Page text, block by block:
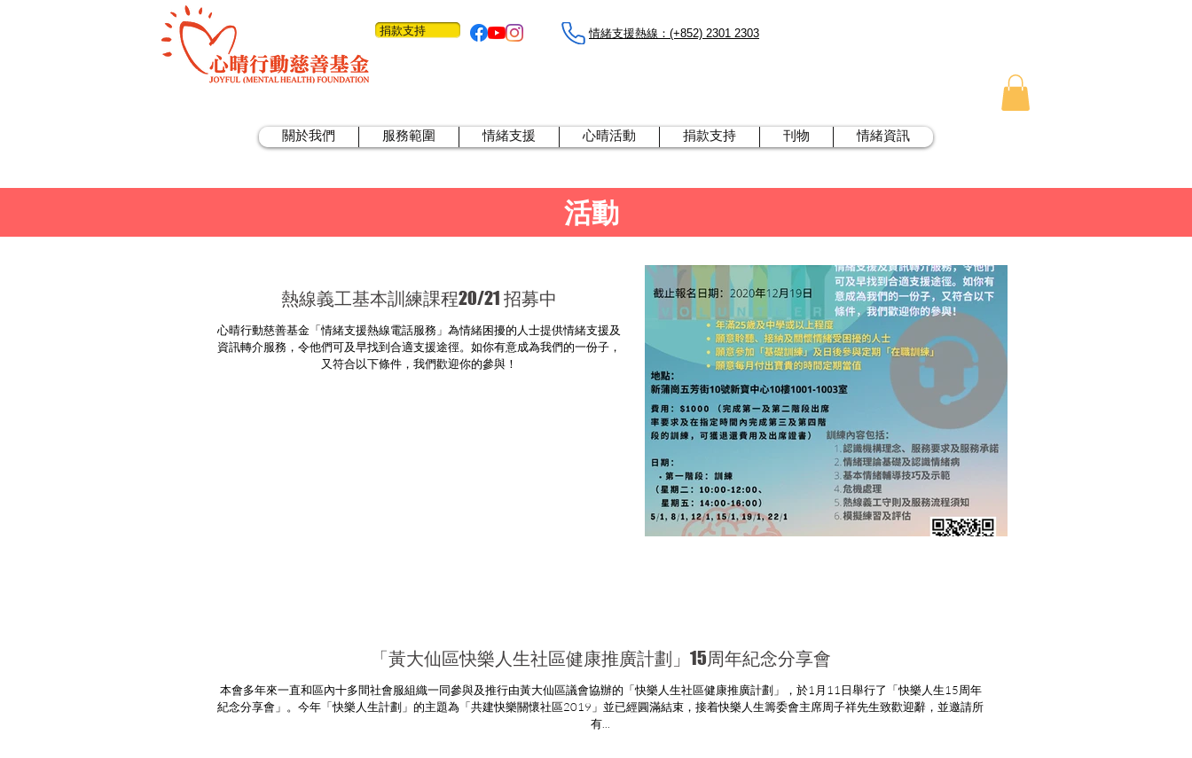
捐款支持 情緒支援熱線：​​(+852) 2301 2303
關於我們 服務範圍 情緒支援 心晴活動 捐款支持 刊物 情緒資訊
活動
熱線義工基本訓練課程20/21 招募中
⼼晴⾏動慈善基⾦「情緒⽀援熱線電話服務」為情緒困擾的⼈⼠提供情緒⽀援及
資訊轉介服務，令他們可及早找到合適⽀援途徑。如你有意成為我們的⼀份⼦，
⼜符合以下條件，我們歡迎你的參與！
「黃大仙區快樂人生社區健康推廣計劃」15周年紀念分享會
本會多年來一直和區內十多間社會服組織一同參與及推行由黃大仙區議會協辦的「快樂人生社區健康推廣計劃」，於1月11日舉行了「快樂人生15周年
紀念分享會」。今年「快樂人生計劃」的主題為「共建快樂關懷社區2019」並已經圓滿結束，接着快樂人生籌委會主席周子祥先生致歡迎辭，並邀請所
有...